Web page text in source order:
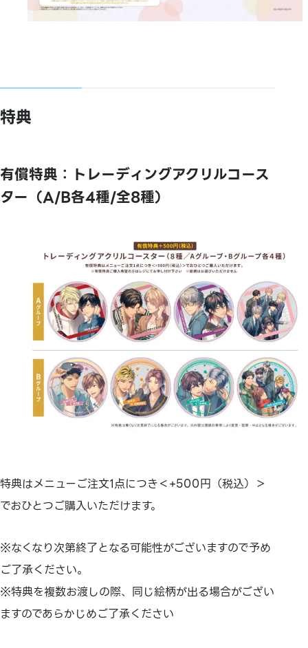
特典
有償特典：トレーディングアクリルコース
ター（A/B各4種/全8種）
特典はメニューご注文1点につき＜+500円（税込）＞
でおひとつご購入いただけます。
※なくなり次第終了となる可能性がございますので予め
ご了承ください。
※特典を複数お渡しの際、同じ絵柄が出る場合がござい
ますのであらかじめご了承ください